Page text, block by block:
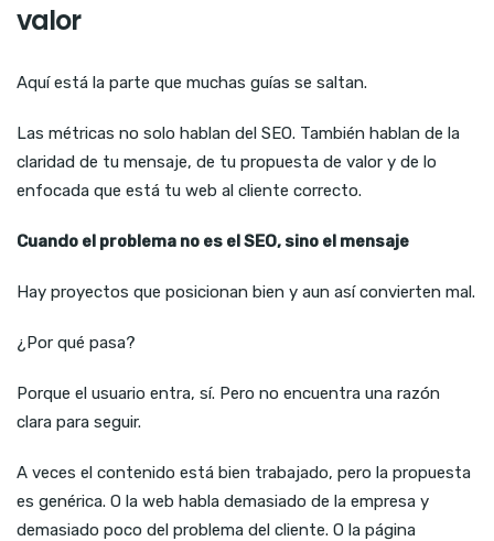
valor
Aquí está la parte que muchas guías se saltan.
Las métricas no solo hablan del SEO. También hablan de la
claridad de tu mensaje, de tu propuesta de valor y de lo
enfocada que está tu web al cliente correcto.
Cuando el problema no es el SEO, sino el mensaje
Hay proyectos que posicionan bien y aun así convierten mal.
¿Por qué pasa?
Porque el usuario entra, sí. Pero no encuentra una razón
clara para seguir.
A veces el contenido está bien trabajado, pero la propuesta
es genérica. O la web habla demasiado de la empresa y
demasiado poco del problema del cliente. O la página